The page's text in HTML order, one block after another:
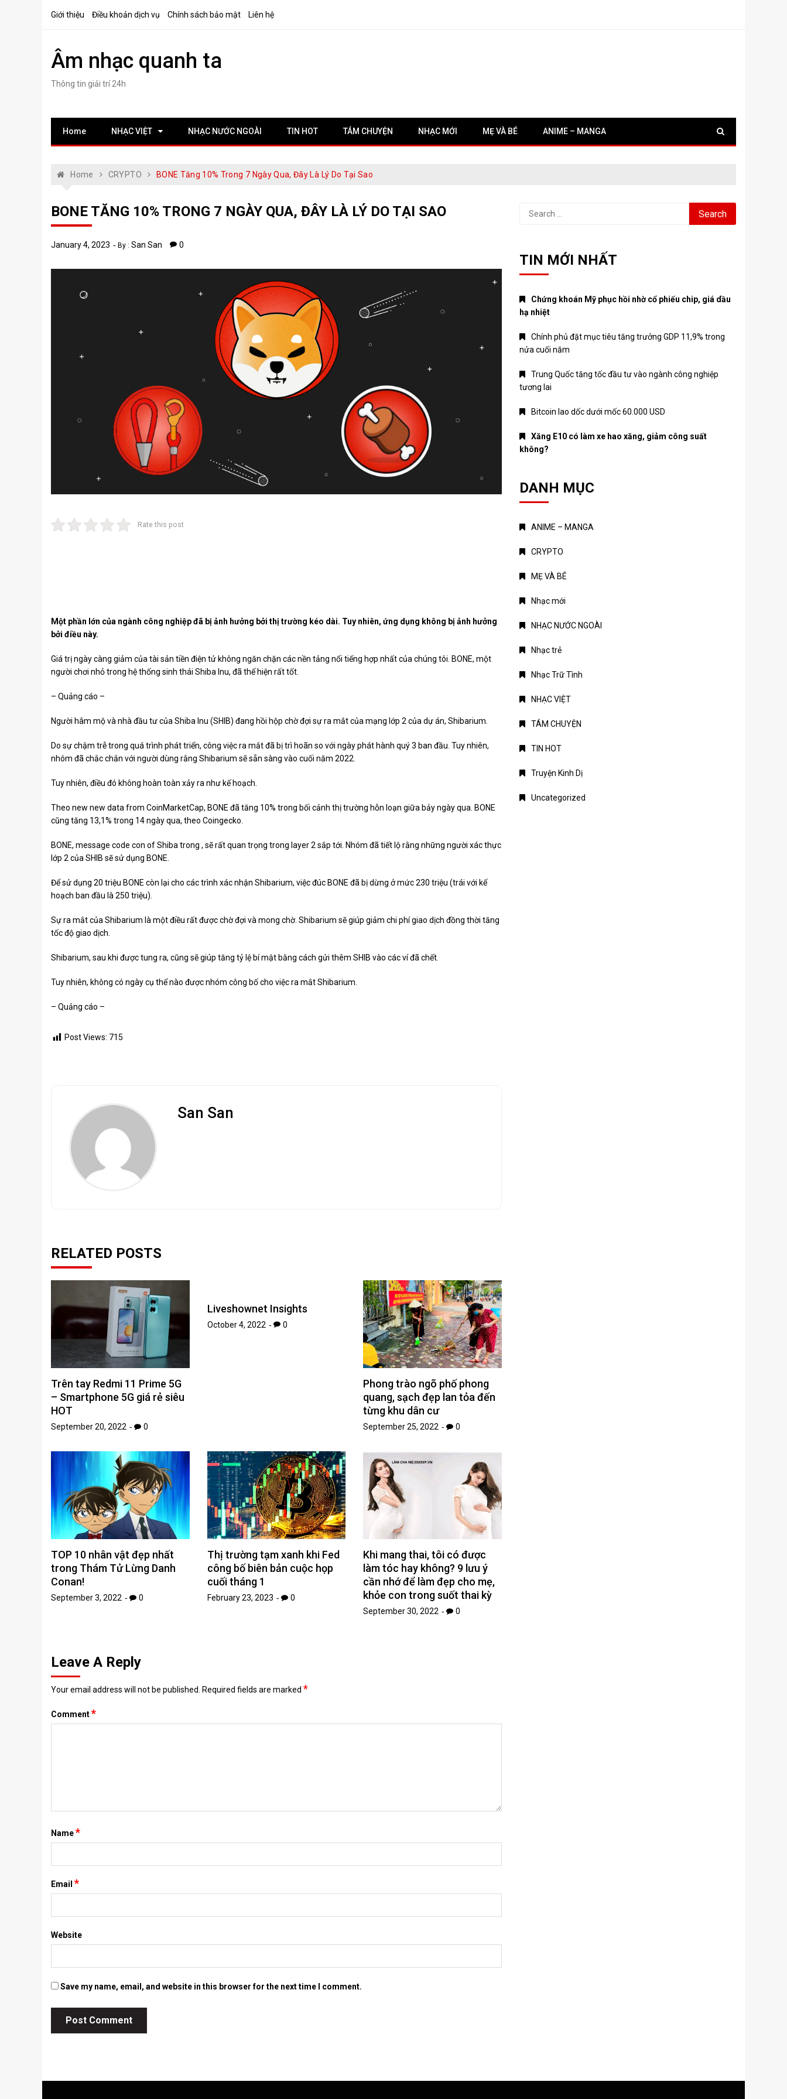
Giới thiệu Điều khoản dịch vụ Chính sách bảo mật Liên hệ
Âm nhạc quanh ta
Thông tin giải trí 24h
Home NHẠC VIỆT NHẠC NƯỚC NGOÀI TIN HOT TÁM CHUYỆN NHẠC MỚI MẸ VÀ BÉ ANIME – MANGA
Home CRYPTO BONE Tăng 10% Trong 7 Ngày Qua, Đây Là Lý Do Tại Sao
BONE TĂNG 10% TRONG 7 NGÀY QUA, ĐÂY LÀ LÝ DO TẠI SAO
January 4, 2023 By : San San 0
Rate this post
Một phần lớn của ngành công nghiệp đã bị ảnh hưởng bởi thị trường kéo dài. Tuy nhiên, ứng dụng không bị ảnh hưởng
bởi điều này.
Giá trị ngày càng giảm của tài sản tiền điện tử không ngăn chặn các nền tảng nổi tiếng hợp nhất của chúng tôi. BONE, một
người chơi nhỏ trong hệ thống sinh thái Shiba Inu, đã thể hiện rất tốt.
– Quảng cáo –
Người hâm mộ và nhà đầu tư củaShiba Inu (SHIB) đang hồi hộp chờ đợi sự ra mắt của mạng lớp 2 của dự án, Shibarium.
Do sự chậm trễ trong quá trình phát triển, công việc ra mắt đã bị trì hoãn so với ngày phát hành quý 3 ban đầu. Tuy nhiên,
nhóm đã chắc chắn với người dùng rằng Shibarium sẽ sẵn sàng vào cuối năm 2022.
Tuy nhiên, điều đó không hoàn toàn xảy ra như kế hoạch.
Theo new new data from CoinMarketCap, BONE đã tăng 10% trong bối cảnh thị trường hỗn loạn giữa bảy ngày qua. BONE
cũng tăng 13,1% trong 14 ngày qua, theo Coingecko.
BONE, message code con ofShiba trong , sẽ rất quan trọng trong layer 2 sắp tới. Nhóm đã tiết lộ rằng những người xác thực
lớp 2 của SHIB sẽ sử dụng BONE.
Để sử dụng 20 triệu BONE còn lại cho các trình xác nhận Shibarium, việc đúc BONE đã bị dừng ở mức 230 triệu (trái với kế
hoạch ban đầu là 250 triệu).
Sự ra mắt của Shibarium là một điều rất được chờ đợi và mong chờ. Shibarium sẽ giúp giảm chi phí giao dịch đồng thời tăng
tốc độ giao dịch.
Shibarium, sau khi được tung ra, cũng sẽ giúp tăng tỷ lệ bí mật bằng cách gửi thêm SHIB vào các ví đã chết.
Tuy nhiên, không có ngày cụ thể nào được nhóm công bố cho việc ra mắt Shibarium.
– Quảng cáo –
Post Views: 715
San San
RELATED POSTS
Trên tay Redmi 11 Prime 5G
– Smartphone 5G giá rẻ siêu
HOT
September 20, 2022 0
Liveshownet Insights
October 4, 2022 0
Phong trào ngõ phố phong
quang, sạch đẹp lan tỏa đến
từng khu dân cư
September 25, 2022 0
TOP 10 nhân vật đẹp nhất
trong Thám Tử Lừng Danh
Conan!
September 3, 2022 0
Thị trường tạm xanh khi Fed
công bố biên bản cuộc họp
cuối tháng 1
February 23, 2023 0
Khi mang thai, tôi có được
làm tóc hay không? 9 lưu ý
cần nhớ để làm đẹp cho mẹ,
khỏe con trong suốt thai kỳ
September 30, 2022 0
Leave A Reply
Your email address will not be published. Required fields are marked *
Comment*
Name*
Email *
Website
Save my name, email, and website in this browser for the next time I comment.
Search
TIN MỚI NHẤT
Chứng khoán Mỹ phục hồi nhờ cổ phiếu chip, giá dầu
hạ nhiệt
Chính phủ đặt mục tiêu tăng trưởng GDP 11,9% trong
nửa cuối năm
Trung Quốc tăng tốc đầu tư vào ngành công nghiệp
tương lai
Bitcoin lao dốc dưới mốc 60.000 USD
Xăng E10 có làm xe hao xăng, giảm công suất
không?
DANH MỤC
ANIME – MANGA
CRYPTO
MẸ VÀ BÉ
Nhạc mới
NHẠC NƯỚC NGOÀI
Nhạc trẻ
Nhạc Trữ Tình
NHẠC VIỆT
TÁM CHUYỆN
TIN HOT
Truyện Kinh Dị
Uncategorized